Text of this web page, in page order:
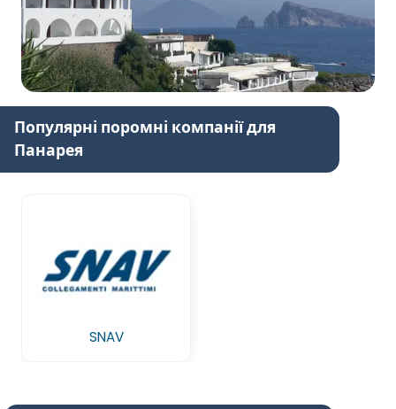
Популярні поромні компанії для
Панарея
SNAV